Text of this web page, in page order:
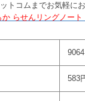
トコムまでお気軽に
か らせんリングノー
9064
583